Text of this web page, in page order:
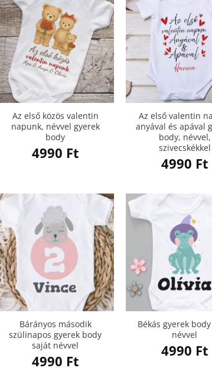
Az első közös valentin
napunk, névvel gyerek
body
4990 Ft
Az első valentin
anyával és apával
body, névvel,
szivecskékkel
4990 Ft
Bárányos második
szülinapos gyerek body
saját névvel
4990 Ft
Békás gyerek
névvel
4990 Ft